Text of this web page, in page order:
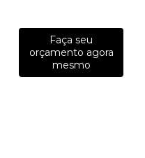
Faça seu
orçamento agora
mesmo